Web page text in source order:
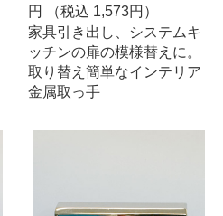
円 （税込 1,573円）
家具引き出し、システムキ
ッチンの扉の模様替えに。
取り替え簡単なインテリア
金属取っ手